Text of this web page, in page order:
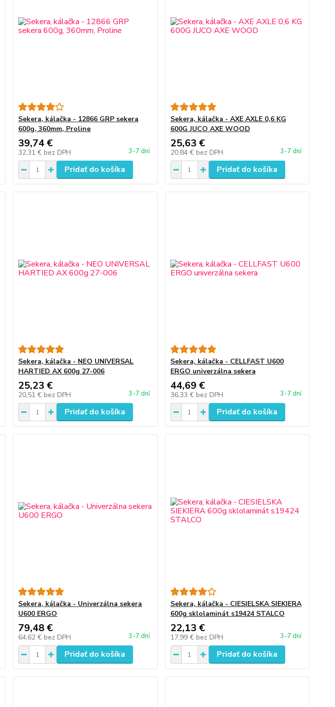
Sekera, kálačka - 12866 GRP sekera
600g, 360mm, Proline
39,74 €
32,31 € bez DPH 3-7 dní
Pridať do košíka
Sekera, kálačka - AXE AXLE 0,6 KG
600G JUCO AXE WOOD
25,63 €
20,84 € bez DPH 3-7 dní
Pridať do košíka
Sekera, kálačka - NEO UNIVERSAL
HARTIED AX 600g 27-006
25,23 €
20,51 € bez DPH 3-7 dní
Pridať do košíka
Sekera, kálačka - CELLFAST U600
ERGO univerzálna sekera
44,69 €
36,33 € bez DPH 3-7 dní
Pridať do košíka
Sekera, kálačka - Univerzálna sekera
U600 ERGO
79,48 €
64,62 € bez DPH 3-7 dní
Pridať do košíka
Sekera, kálačka - CIESIELSKA SIEKIERA
600g sklolaminát s19424 STALCO
22,13 €
17,99 € bez DPH 3-7 dní
Pridať do košíka